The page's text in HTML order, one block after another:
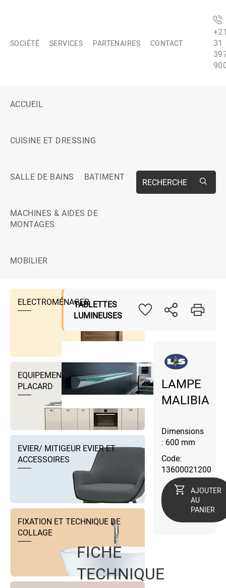
SOCIÉTÉ SERVICES PARTENAIRES CONTACT
31
ACCUEIL
CUISINE ET DRESSING
SALLE DE BAINS BATIMENT
MACHINES & AIDES DE
MONTAGES
MOBILIER
RECHERCHE
ELECTROMÉNAGER
EQUIPEMENTS DRESSING ET
PLACARD
EVIER/ MITIGEUR EVIER ET
ACCESSOIRES
FIXATION ET TECHNIQUE DE
COLLAGE
TABLETTES
LUMINEUSES
LAMPE
MALIBIA
Dimensions
: 600 mm
Code:
13600021200
AJOUTER
AU
PANIER
FICHE
TECHNIQUE